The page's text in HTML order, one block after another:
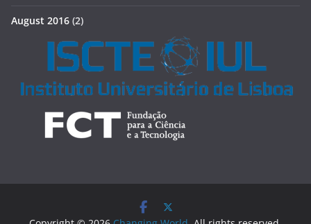
August 2016 (2)